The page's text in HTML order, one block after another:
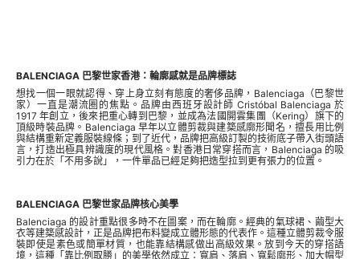
BALENCIAGA 巴黎世家香港：輪廓感就是品牌標誌
想找一個一眼就認得、穿上身立刻有態度的奢侈品牌，Balenciaga（巴黎世
家）一直是潮流圈的焦點。品牌由西班牙設計師 Cristóbal Balenciaga 於
1917 年創立，後來把重心轉到巴黎，並成為法國開雲集團（Kering）旗下的
頂級時裝品牌。Balenciaga 早年以立體剪裁與建築感廓形聞名，擅長用比例
與結構重新定義服裝線條；到了近代，品牌把高級訂製的技術底子帶入街頭語
言，打造出極具辨識度的現代風格。對香港日常穿搭而言，Balenciaga 的吸
引力在於「不用多說」，一件單品已經足夠把造型拉到更有張力的位置。
BALENCIAGA 巴黎世家品牌核心美學
Balenciaga 的設計重點很多時不在圖案，而在輪廓。經典的氣球裙、繭型大
衣等建築感設計，正是品牌把布料變成立體形態的代表作。這種立體剪裁令服
裝即使是素色或簡單材質，也能靠結構感做出高級效果。放到今天的穿搭語
境，這種「靠比例取勝」的美學依然成立：寬肩、落肩、寬鬆廓形、加大帽型